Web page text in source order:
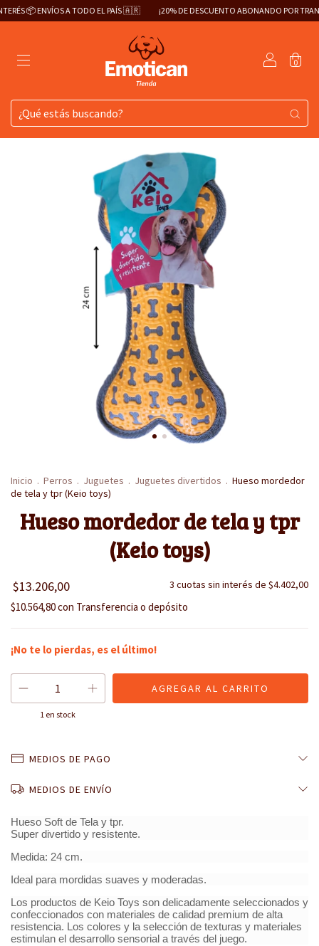
📦 ENVÍOS A TODO EL PAÍS 🇦🇷 ¡20% DE DESCUENTO ABONANDO POR
0
Inicio . Perros . Juguetes . Juguetes divertidos . Hueso mordedor
de tela y tpr (Keio toys)
Hueso mordedor de tela y tpr
(Keio toys)
$13.206,00 3 cuotas sin interés de $4.402,00
$10.564,80con Transferencia o depósito
¡No te lo pierdas, es el último!
1 en stock
MEDIOS DE PAGO
MEDIOS DE ENVÍO
Hueso Soft de Tela y tpr.
Super divertido y resistente.
Medida: 24 cm.
Ideal para mordidas suaves y moderadas.
Los productos de Keio Toys son delicadamente seleccionados y
confeccionados con materiales de calidad premium de alta
resistencia. Los colores y la selección de texturas y materiales
estimulan el desarrollo sensorial a través del juego.